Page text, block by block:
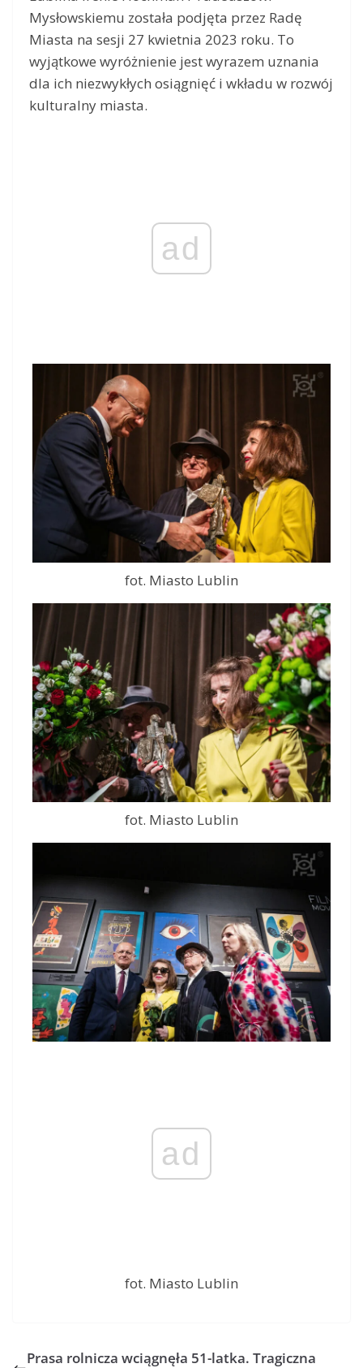
Mysłowskiemu została podjęta przez Radę
Miasta na sesji 27 kwietnia 2023 roku. To
wyjątkowe wyróżnienie jest wyrazem uznania
dla ich niezwykłych osiągnięć i wkładu w rozwój
kulturalny miasta.
ad
fot. Miasto Lublin
fot. Miasto Lublin
ad
fot. Miasto Lublin
Prasa rolnicza wciągnęła 51-latka. Tragiczna